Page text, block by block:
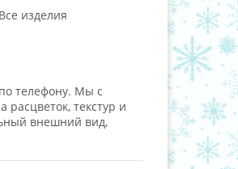
изделия
телефону. Мы с
текстур и
внешний вид,